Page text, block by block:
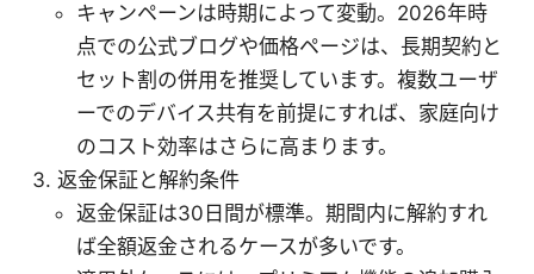
キャンペーンは時期によって変動。2026年時
点での公式ブログや価格ページは、長期契約と
セット割の併用を推奨しています。複数ユーザ
ーでのデバイス共有を前提にすれば、家庭向け
のコスト効率はさらに高まります。
返金保証と解約条件
返金保証は30日間が標準。期間内に解約すれ
ば全額返金されるケースが多いです。